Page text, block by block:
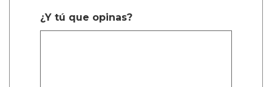
¿Y tú que opinas?